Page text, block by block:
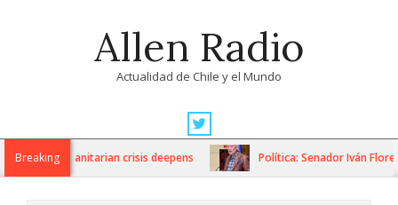
Allen Radio
Actualidad de Chile y el Mundo
Navigation
MenuBreaking
as humanitarian crisis deepens Política: Senador Iván Flores